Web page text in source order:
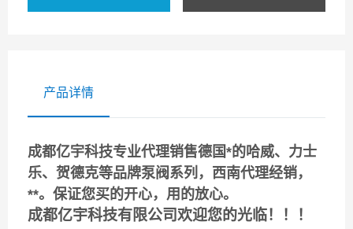
产品详情
成都亿宇科技专业代理销售德国*的哈威、 力士
乐、贺德克等品牌泵阀系列，西南代理经销，
**。保证您买的开心，用的放心。
成都亿宇科技有限公司欢迎您的光临！！！